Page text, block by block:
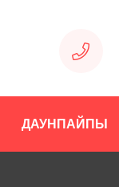
ДАУНПАЙПЫ